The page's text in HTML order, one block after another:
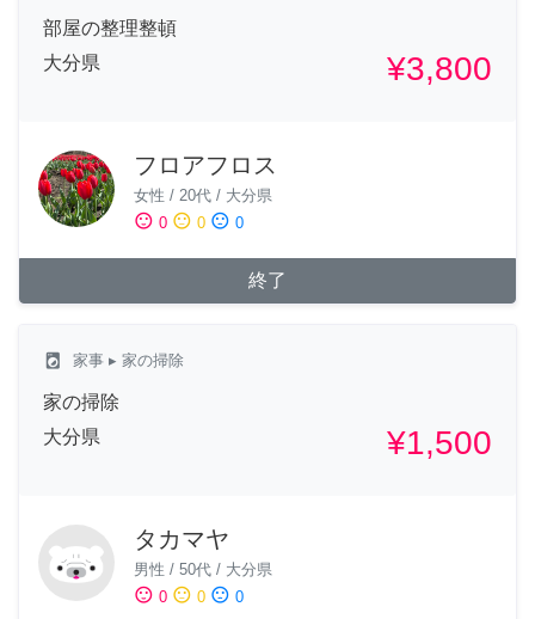
部屋の整理整頓
大分県
¥3,800
フロアフロス
女性 / 20代 / 大分県
sentiment_satisfied 0 sentiment_neutral 0 sentiment_dissatisfied 0
終了
local_laundry_service 家事 ▸ 家の掃除
家の掃除
大分県
¥1,500
タカマヤ
男性 / 50代 / 大分県
sentiment_satisfied 0 sentiment_neutral 0 sentiment_dissatisfied 0